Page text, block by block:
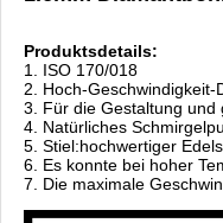
Produktsdetails:
1. ISO 170/018
2. Hoch-
3. Für die Gestaltung und
4. Natürliches
5. Stiel:hochwertiger
6. Es konnte bei hoher
7. Die maximale